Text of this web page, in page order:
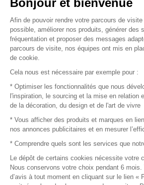
Plan du site
© 2016 –Organisation
Recrutement
Mentions légales
Conditions
Afin de pouvoir rendre votre parcours de
possible, améliorer nos produits, générer des
fréquentation et proposer des messages
parcours de visite, nos équipes ont mis en
de cookie.
Cela nous est nécessaire par exemple pour :
* Optimiser les fonctionnalités que nous
l'inspiration, le sourcing et la mise en relation
de la décoration, du design et de l'art de vivre
* Vous afficher des produits et marques en
nos annonces publicitaires et en mesurer
* Comprendre quels sont les services que
Le dépôt de certains cookies nécessite votre
Nous conservons votre choix pendant 6
d’avis à tout moment en cliquant sur le lien «